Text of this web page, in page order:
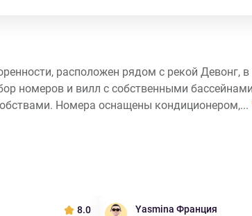
расположен рядом с рекой Девонг, в
номеров и вилл с собственными
Номера оснащены кондиционером,...
8.0 Yasmina Франция